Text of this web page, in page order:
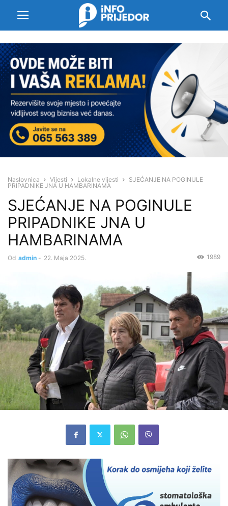
Naslovnica Vijesti Lokalne vijesti
SJEĆANJE NA POGINULE
PRIPADNIKE JNA U HAMBARINAMA
SJEĆANJE NA POGINULE
PRIPADNIKE JNA U
HAMBARINAMA
Od admin - 22. Maja 2025. 1989